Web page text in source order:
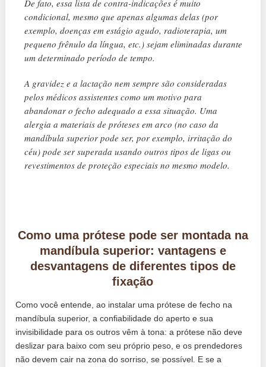
De fato, essa lista de contra-indicações é muito
condicional, mesmo que apenas algumas delas (por
exemplo, doenças em estágio agudo, radioterapia, um
pequeno frênulo da língua, etc.) sejam eliminadas durante
um determinado período de tempo.
A gravidez e a lactação nem sempre são consideradas
pelos médicos assistentes como um motivo para
abandonar o fecho adequado a essa situação. Uma
alergia a materiais de próteses em arco (no caso da
mandíbula superior pode ser, por exemplo, irritação do
céu) pode ser superada usando outros tipos de ligas ou
revestimentos de proteção especiais no mesmo modelo.
Como uma prótese pode ser montada na
mandíbula superior: vantagens e
desvantagens de diferentes tipos de
fixação
Como você entende, ao instalar uma prótese de fecho na
mandíbula superior, a confiabilidade do aperto e sua
invisibilidade para os outros vêm à tona: a prótese não deve
deslizar para baixo com seu próprio peso, e os prendedores
não devem cair na zona do sorriso, se possível. E se a